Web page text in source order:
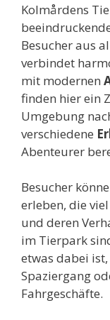
Kolmårdens
Besucher aus
verbindet
mit modernen
finden hier ein
Umgebung
verschiedene
Abenteurer
Besucher
erleben, die
und deren
im Tierpark
etwas dabei
Spaziergang
Fahrgeschäfte.